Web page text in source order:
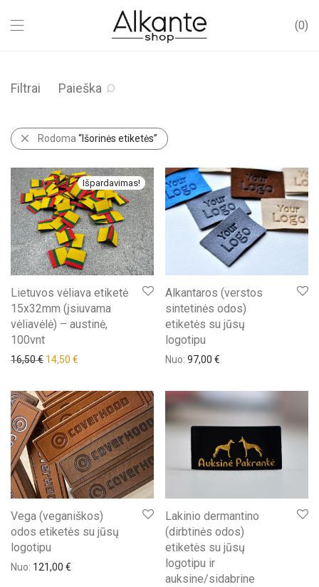
0
Filtrai Paieška
Rodoma “Išorinės etiketės”
Išpardavimas!
Lietuvos vėliava etiketė
15x32mm (įsiuvama
vėliavėlė) – austinė,
100vnt
16,50€ Original price was: 16,50 €.
14,50 € Current price is: 14,50 €.
Alkantaros (verstos
sintetinės odos)
etiketės su jūsų
logotipu
Nuo: 97,00 €
Vega (veganiškos)
odos etiketės su jūsų
logotipu
Nuo: 121,00 €
Lakinio dermantino
(dirbtinės odos)
etiketės su jūsų
logotipu ir
auksine/sidabrine